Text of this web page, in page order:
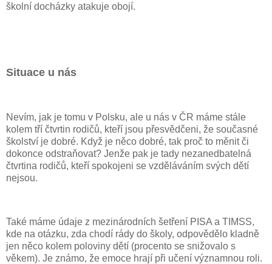
školní docházky atakuje obojí.
Situace u nás
Nevím, jak je tomu v Polsku, ale u nás v ČR máme stále
kolem tří čtvrtin rodičů, kteří jsou přesvědčeni, že současné
školství je dobré. Když je něco dobré, tak proč to měnit či
dokonce odstraňovat? Jenže pak je tady nezanedbatelná
čtvrtina rodičů, kteří spokojeni se vzděláváním svých dětí
nejsou.
Také máme údaje z mezinárodních šetření PISA a TIMSS,
kde na otázku, zda chodí rády do školy, odpovědělo kladně
jen něco kolem poloviny dětí (procento se snižovalo s
věkem). Je známo, že emoce hrají při učení významnou roli.